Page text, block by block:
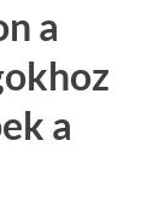
a
a